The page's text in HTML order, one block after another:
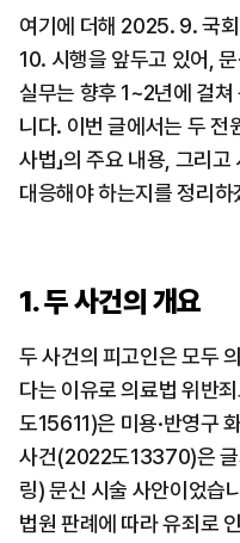
여기에 더해 2025. 9. 국회
10. 시행을 앞두고 있어,
실무는 향후 1~2년에 걸
니다. 이번 글에서는 두 전
사법」의 주요 내용, 그리
대응해야 하는지를 정리하
1. 두 사건의 개요
두 사건의 피고인은 모두
다는 이유로 의료법 위반
도15611)은 미용·반영구
사건(2022도13370)은 글
링) 문신 시술 사안이었습
법원 판례에 따라 유죄로